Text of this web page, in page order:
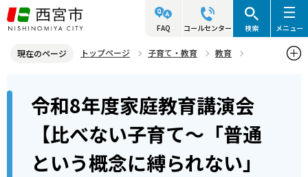
こ
の
ジ
FAQ コールセンター 検索 メニュー
現在のページ トップページ 子育て・教育
教育
令和8年度家庭教育講演会【比べない子育て～「普通という概念に縛
られない」ために親が今日からできること～】
令和8年度家庭教育講演会
【比べない子育て～「普通
という概念に縛られない」